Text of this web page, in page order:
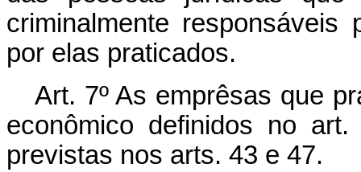
criminalmente
por elas praticados.
Art. 7º As emprêsas que
econômico definidos no
previstas nos arts. 43 e 47.